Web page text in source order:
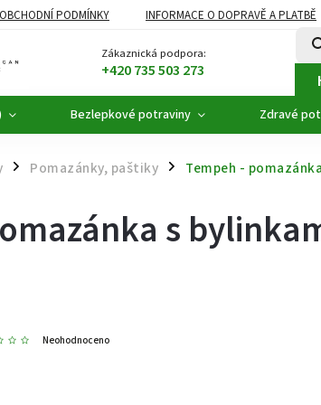
OBCHODNÍ PODMÍNKY INFORMACE O DOPRAVĚ A PLATBĚ
ZDRAVÉ
Zákaznická podpora:
+420 735 503 273
Bezlepkové potraviny Zdravé
/ Pomazánky, paštiky / Tempeh -
s
Neohodnoceno